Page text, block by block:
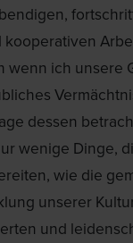
wenn ich unsere
dessen
wenige Dinge,
wie die
unserer
und